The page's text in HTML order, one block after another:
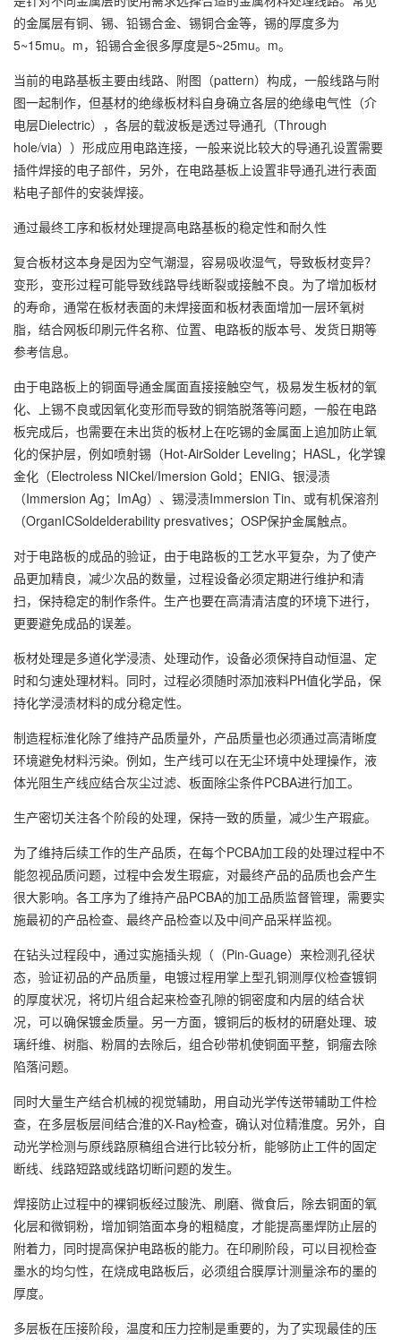
的金属层有铜、锡、铅锡合金、锡铜合金等，锡的厚度多为
5~15mu。m，铅锡合金很多厚度是5~25mu。m。
当前的电路基板主要由线路、附图（pattern）构成，一般线路与附
图一起制作，但基材的绝缘板材料自身确立各层的绝缘电气性（介
电层Dielectric），各层的载波板是透过导通孔（Through
hole/via））形成应用电路连接，一般来说比较大的导通孔设置需要
插件焊接的电子部件，另外，在电路基板上设置非导通孔进行表面
粘电子部件的安装焊接。
通过最终工序和板材处理提高电路基板的稳定性和耐久性
复合板材这本身是因为空气潮湿，容易吸收湿气，导致板材变异？
变形，变形过程可能导致线路导线断裂或接触不良。为了增加板材
的寿命，通常在板材表面的未焊接面和板材表面增加一层环氧树
脂，结合网板印刷元件名称、位置、电路板的版本号、发货日期等
参考信息。
由于电路板上的铜面导通金属面直接接触空气，极易发生板材的氧
化、上锡不良或因氧化变形而导致的铜箔脱落等问题，一般在电路
板完成后，也需要在未出货的板材上在吃锡的金属面上追加防止氧
化的保护层，例如喷射锡（Hot-AirSolder Leveling；HASL，化学镍
金化（Electroless NICkel/Imersion Gold；ENIG、银浸渍
（Immersion Ag；ImAg）、锡浸渍Immersion Tin、或有机保溶剂
（OrganICSoldelderability presvatives；OSP保护金属触点。
对于电路板的成品的验证，由于电路板的工艺水平复杂，为了使产
品更加精良，减少次品的数量，过程设备必须定期进行维护和清
扫，保持稳定的制作条件。生产也要在高清清洁度的环境下进行，
更要避免成品的误差。
板材处理是多道化学浸渍、处理动作，设备必须保持自动恒温、定
时和匀速处理材料。同时，过程必须随时添加液料PH值化学品，保
持化学浸渍材料的成分稳定性。
制造程标淮化除了维持产品质量外，产品质量也必须通过高清晰度
环境避免材料污染。例如，生产线可以在无尘环境中处理操作，液
体光阻生产线应结合灰尘过滤、板面除尘条件PCBA进行加工。
生产密切关注各个阶段的处理，保持一致的质量，减少生产瑕疵。
为了维持后续工作的生产品质，在每个PCBA加工段的处理过程中不
能忽视品质问题，过程中会发生瑕疵，对最终产品的品质也会产生
很大影响。各工序为了维持产品PCBA的加工品质监督管理，需要实
施最初的产品检查、最终产品检查以及中间产品采样监视。
在钻头过程段中，通过实施插头规（（Pin-Guage）来检测孔径状
态，验证初品的产品质量，电镀过程用掌上型孔铜测厚仪检查镀铜
的厚度状况，将切片组合起来检查孔隙的铜密度和内层的结合状
况，可以确保镀金质量。另一方面，镀铜后的板材的研磨处理、玻
璃纤维、树脂、粉屑的去除后，组合砂带机使铜面平整，铜瘤去除
陷落问题。
同时大量生产结合机械的视觉辅助，用自动光学传送带辅助工件检
查，在多层板层间结合淮的X-Ray检查，确认对位精淮度。另外，自
动光学检测与原线路原稿组合进行比较分析，能够防止工件的固定
断线、线路短路或线路切断问题的发生。
焊接防止过程中的裸铜板经过酸洗、刷磨、微食后，除去铜面的氧
化层和微铜粉，增加铜箔面本身的粗糙度，才能提高墨焊防止层的
附着力，同时提高保护电路板的能力。在印刷阶段，可以目视检查
墨水的均匀性，在烧成电路板后，必须组合膜厚计测量涂布的墨的
厚度。
多层板在压接阶段，温度和压力控制是重要的，为了实现最佳的压